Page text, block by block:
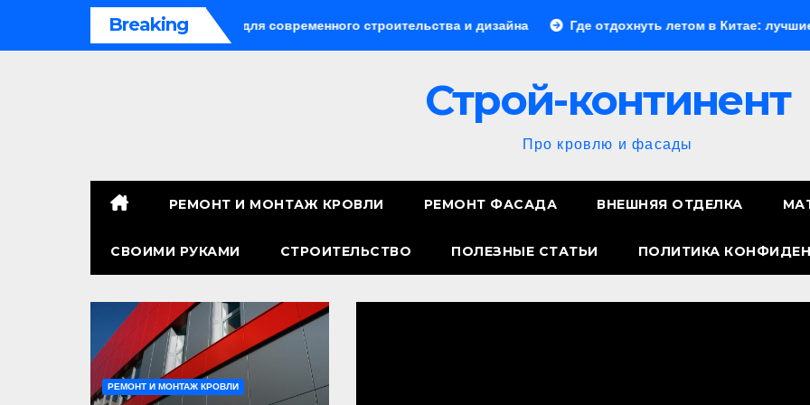
Breaking
решение для современного строительства и дизайна Где отдохнуть летом в Китае: лучшие направления
Строй-континент
Про кровлю и фасады
РЕМОНТ И МОНТАЖ КРОВЛИ РЕМОНТ ФАСАДА ВНЕШНЯЯ ОТДЕЛКА
СВОИМИ РУКАМИ СТРОИТЕЛЬСТВО ПОЛЕЗНЫЕ СТАТЬИ ПОЛИТИКА
РЕМОНТ И МОНТАЖ КРОВЛИ